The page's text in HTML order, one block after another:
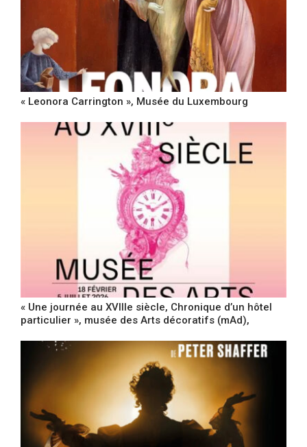
« Leonora Carrington », Musée du Luxembourg
« Une journée au XVIIIe siècle, Chronique d’un hôtel
particulier », musée des Arts décoratifs (mAd),